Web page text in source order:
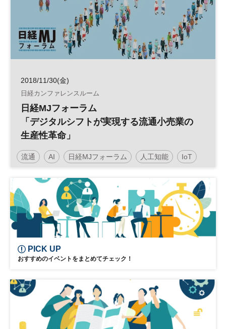
2018/11/30(金)
日経カンファレンスルーム
日経MJフォーラム
「デジタルシフトが実現する流通小売業の
生産性革命」
流通 AI 日経MJフォーラム 人工知能 IoT
クラウド 小売 デジタル
PICK UP
おすすめのイベントをまとめてチェック！